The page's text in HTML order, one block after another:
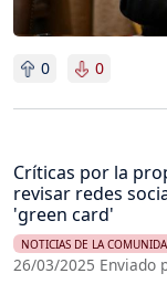
0 0
Críticas por la
revisar redes
'green card'
NOTICIAS DE LA
26/03/2025 Enviado